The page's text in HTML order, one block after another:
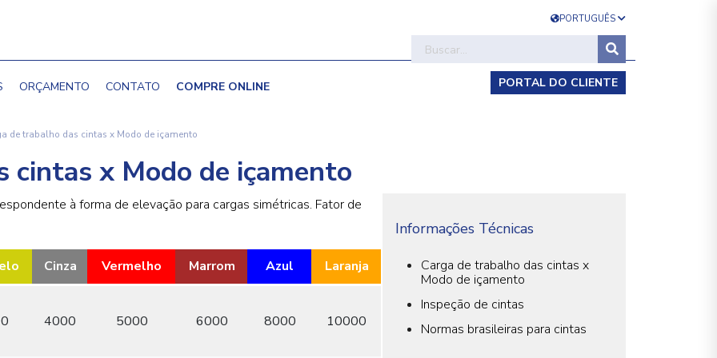
PORTUGUÊS
ORÇAMENTO CONTATO COMPRE ONLINE PORTAL DO CLIENTE
de trabalho das cintas x Modo de içamento
cintas x Modo de içamento
à forma de elevação para cargas simétricas. Fator de
Cinza Vermelho Marrom Azul Laranja
4000 5000 6000 8000 10000
Informações Técnicas
Carga de trabalho das cintas x
Modo de içamento
Inspeção de cintas
Normas brasileiras para cintas